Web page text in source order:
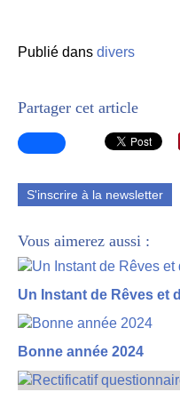
Publié dans divers
Partager cet article
S'inscrire à la newsletter
Vous aimerez aussi :
Un Instant de Rêves et
Bonne année 2024